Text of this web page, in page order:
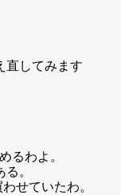
直してみます
るわよ。
。
せていたわ。